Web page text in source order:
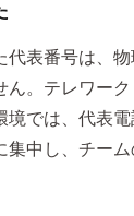
代表番号は、
ん。テレワー
境では、代表
集中し、チー